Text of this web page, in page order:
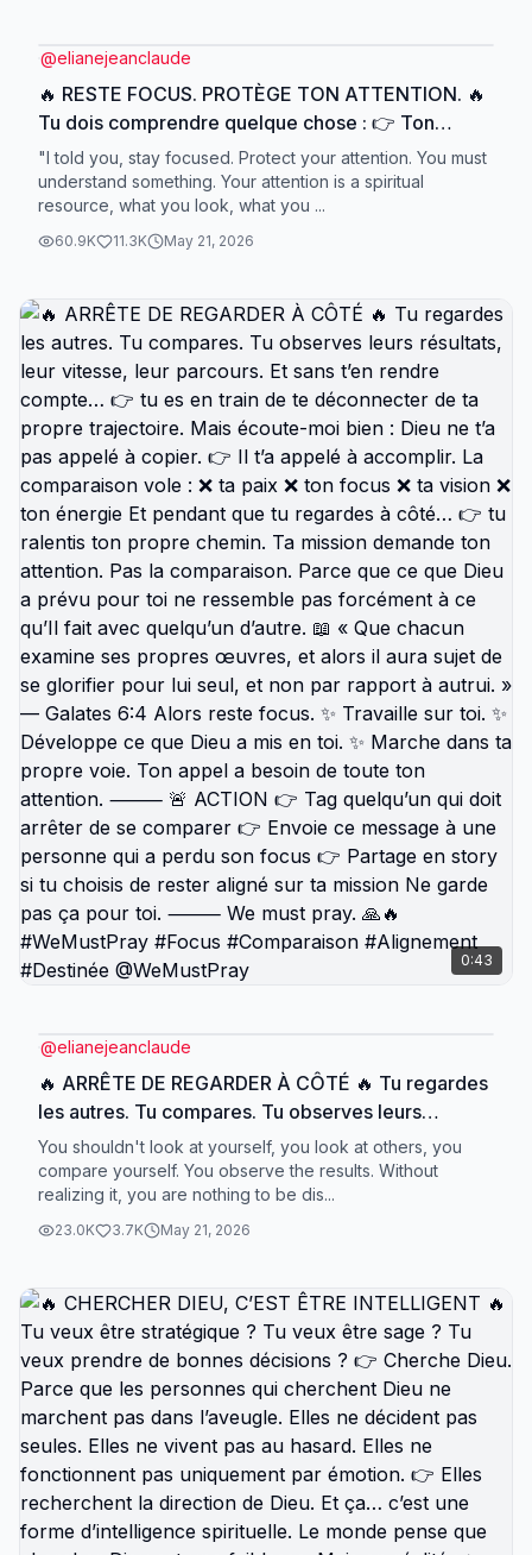
@elianejeanclaude
🔥 RESTE FOCUS. PROTÈGE TON ATTENTION. 🔥
Tu dois comprendre quelque chose : 👉 Ton
attention est une ressource spirituelle. Ce que tu
regardes… ce que tu écoutes… ce sur quoi tu
t’attardes… te transforme. Et si tu donnes ton
attention à tout, tu vas perdre ta direction. Parce
nourrir la distraction et espérer porter une grande
destinée. Ce que tu nourris finit toujours par te
diriger. C’est pour ça que tu dois protéger : ✨ ton
cœur ✨ tes pensées ✨ ton environnement ✨ ce
que tu consommes spirituellement 📖 « Garde ton
cœur plus que toute autre chose, car de lui
viennent les sources de la vie. » — Proverbes 4:23
Alors reste focus. Ne laisse pas les distractions
voler : 👉 ta paix 👉 ton alignement 👉 ton futur
⸻ 🚨 ACTION 👉 Tag quelqu’un qui doit
retrouver son focus 👉 Envoie ce message à une
personne dispersée dans cette saison 👉 Partage
en story si tu choisis de protéger ton attention Ne
garde pas ça pour toi. ⸻ We must pray. 🙏🔥
#WeMustPray #Focus #Alignement #Destinée
#Discipline @WeMustPray
"I told you, stay focused. Protect your attention. You must
understand something. Your attention is a spiritual
resource, what you look, what you ...
60.9K 11.3K May 21, 2026
0:43
@elianejeanclaude
🔥 ARRÊTE DE REGARDER À CÔTÉ 🔥 Tu regardes
les autres. Tu compares. Tu observes leurs
résultats, leur vitesse, leur parcours. Et sans t’en
rendre compte… 👉 tu es en train de te
déconnecter de ta propre trajectoire. Mais écoute-
moi bien : Dieu ne t’a pas appelé à copier. 👉 Il t’a
pendant que tu regardes à côté… 👉 tu ralentis ton
propre chemin. Ta mission demande ton attention.
Pas la comparaison. Parce que ce que Dieu a
prévu pour toi ne ressemble pas forcément à ce
qu’Il fait avec quelqu’un d’autre. 📖 « Que chacun
examine ses propres œuvres, et alors il aura sujet
de se glorifier pour lui seul, et non par rapport à
autrui. » — Galates 6:4 Alors reste focus. ✨
Travaille sur toi. ✨ Développe ce que Dieu a mis en
You shouldn't look at yourself, you look at others, you
compare yourself. You observe the results. Without
realizing it, you are nothing to be dis...
23.0K 3.7K May 21, 2026